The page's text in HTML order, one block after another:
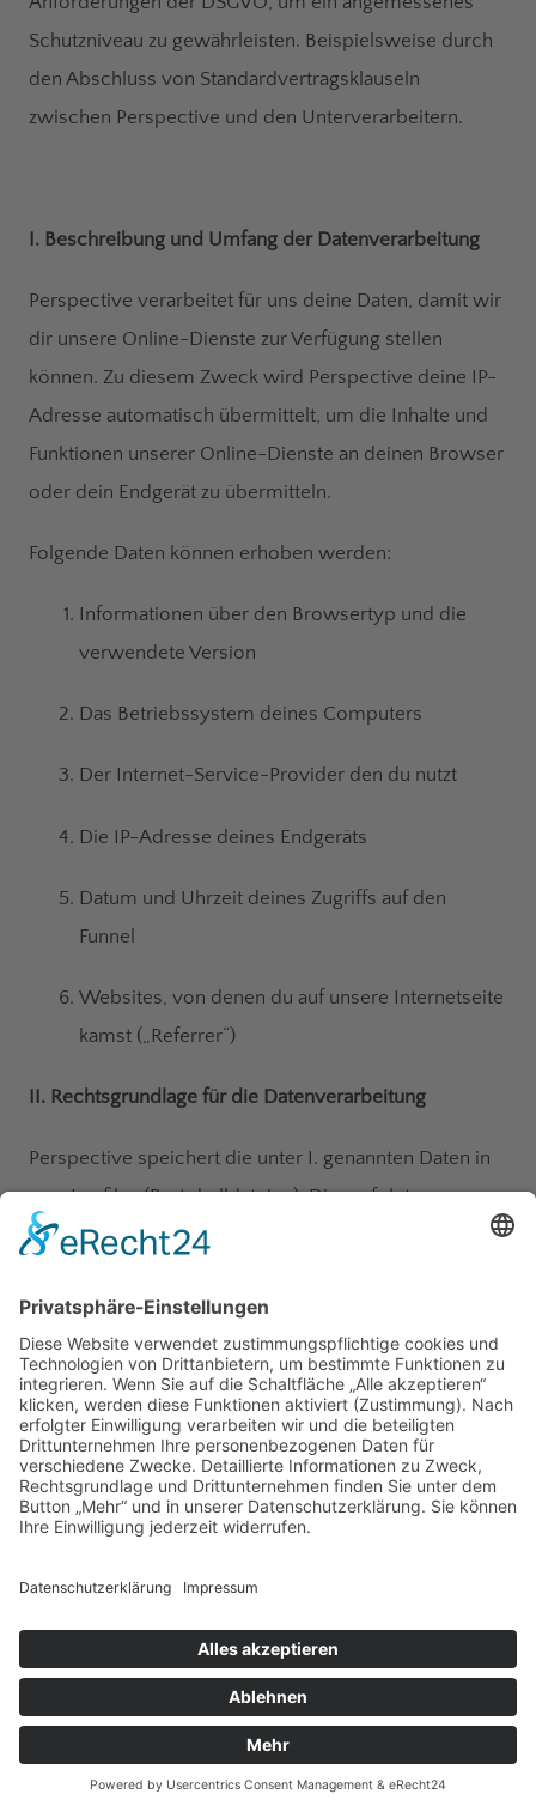
Schutzniveau zu gewährleisten. Beispielsweise durch
den Abschluss von Standardvertragsklauseln
zwischen Perspective und den Unterverarbeitern.
I. Beschreibung und Umfang der Datenverarbeitung
Perspective verarbeitet für uns deine Daten, damit wir
dir unsere Online-Dienste zur Verfügung stellen
können. Zu diesem Zweck wird Perspective deine IP-
Adresse automatisch übermittelt, um die Inhalte und
Funktionen unserer Online-Dienste an deinen Browser
oder dein Endgerät zu übermitteln.
Folgende Daten können erhoben werden:
Informationen über den Browsertyp und die
verwendete Version
Das Betriebssystem deines Computers
Der Internet-Service-Provider den du nutzt
Die IP-Adresse deines Endgeräts
Datum und Uhrzeit deines Zugriffs auf den
Funnel
Websites, von denen du auf unsere Internetseite
kamst („Referrer“)
II. Rechtsgrundlage für die Datenverarbeitung
Perspective speichert die unter I. genannten Daten in
sog. Logfiles (Protokolldateien). Dies erfolgt zur
Sicherstellung
der Gewährleistung eines reibungslosen
Verbindungsaufbaus der Website,
der Gewährleistung einer komfortablen Nutzung
unserer Website,
der Auswertung der Systemsicherheit und -
stabilität sowie
zu weiteren administrativen Zwecken.
Die vorübergehende Speicherung der IP-Adresse
durch das System ist darüber hinaus notwendig, um
eine Auslieferung der Website an deinen Rechner zu
ermöglichen. Hierfür muss die IP-Adresse deines